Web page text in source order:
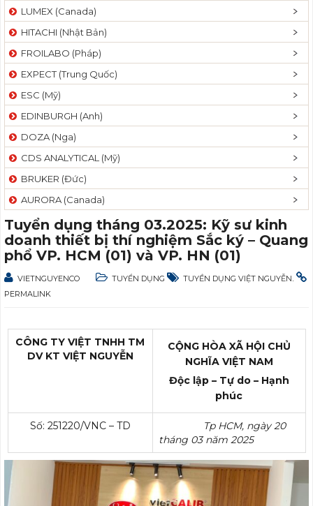
LUMEX (Canada)
HITACHI (Nhật Bản)
FROILABO (Pháp)
EXPECT (Trung Quốc)
ESC (Mỹ)
EDINBURGH (Anh)
DOZA (Nga)
CDS ANALYTICAL (Mỹ)
BRUKER (Đức)
AURORA (Canada)
Tuyển dụng tháng 03.2025: Kỹ sư kinh
doanh thiết bị thí nghiệm Sắc ký – Quang
phổ VP. HCM (01) và VP. HN (01)
VIETNGUYENCO TUYỂN DỤNG TUYỀN DỤNG VIỆT NGUYỄN
PERMALINK
CÔNG TY VIỆT TNHH TM
DV KT VIỆT NGUYỄN
CỘNG HÒA XÃ HỘI CHỦ
NGHĨA VIỆT NAM
Độc lập – Tự do – Hạnh
phúc
Số: 251220/VNC – TD
Tp HCM, ngày 20
tháng 03 năm 2025